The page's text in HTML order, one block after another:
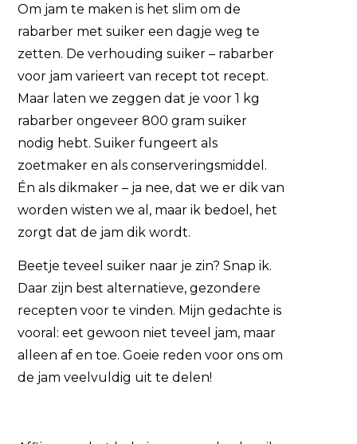
Om jam te maken is het slim om de
rabarber met suiker een dagje weg te
zetten. De verhouding suiker – rabarber
voor jam varieert van recept tot recept.
Maar laten we zeggen dat je voor 1 kg
rabarber ongeveer 800 gram suiker
nodig hebt. Suiker fungeert als
zoetmaker en als conserveringsmiddel.
Én als dikmaker – ja nee, dat we er dik van
worden wisten we al, maar ik bedoel, het
zorgt dat de jam dik wordt.
Beetje teveel suiker naar je zin? Snap ik.
Daar zijn best alternatieve, gezondere
recepten voor te vinden. Mijn gedachte is
vooral: eet gewoon niet teveel jam, maar
alleen af en toe. Goeie reden voor ons om
de jam veelvuldig uit te delen!